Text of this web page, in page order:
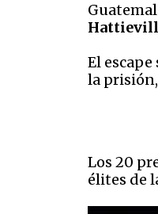
El escape
la
Los 20
élites de